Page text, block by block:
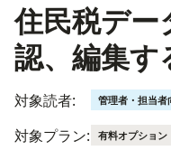
住民税デー
認、編集す
対象読者: 管理者・担当者
対象プラン: 有料オプション